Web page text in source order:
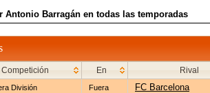
Antonio Barragán en todas las temporadas
Competición En Rival
División Fuera FC Barcelona